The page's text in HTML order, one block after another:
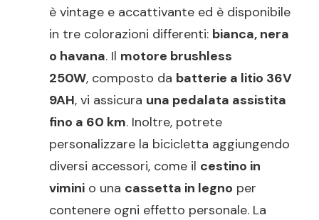
è vintage e accattivante ed è disponibile
in tre colorazioni differenti: bianca, nera
o havana. Il motore brushless
250W, composto da batterie a litio 36V
9AH, vi assicura una pedalata assistita
fino a 60 km. Inoltre, potrete
personalizzare la bicicletta aggiungendo
diversi accessori, come il cestino in
vimini o una cassetta in legno per
contenere ogni effetto personale. La